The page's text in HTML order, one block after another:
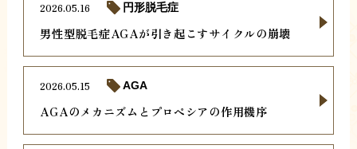
男性型脱毛症AGAが引き起こすサイクルの崩壊
2026.05.16 円形脱毛症
AGAのメカニズムとプロペシアの作用機序
2026.05.15 AGA